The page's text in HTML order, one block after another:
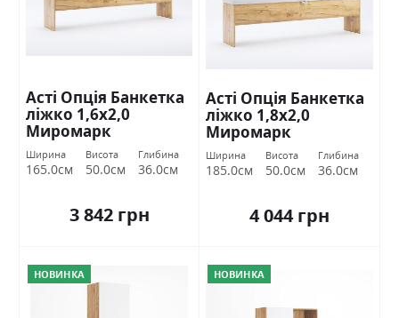
Асті Опція Банкетка
ліжко 1,6х2,0
Миромарк
Ширина
165.0см
Висота
50.0см
Глибина
36.0см
3 842 грн
Асті Опція Банкетка
ліжко 1,8х2,0
Миромарк
Ширина
185.0см
Висота
50.0см
Глибина
36.0см
4 044 грн
НОВИНКА НОВИНКА